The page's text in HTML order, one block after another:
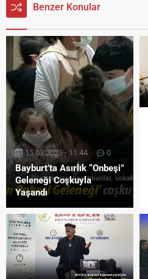
Benzer Konular
Bayburt’ta Asırlık “Onbeşi”
Geleneği Coşkuyla
Yaşandı
15.03.2025 - 11:44 0